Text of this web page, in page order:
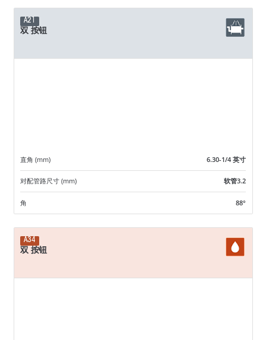
A21
双 按钮
直角 (mm) 6.30-1/4 英寸
对配管路尺寸 (mm) 软管3.2
角 88°
A34
双 按钮